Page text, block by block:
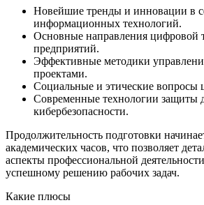
Новейшие тренды и инновации в
информационных технологий.
Основные направления цифровой
предприятий.
Эффективные методики
проектами.
Социальные и этические вопросы
Современные технологии защиты
кибербезопасности.
Продолжительность подготовки
академических часов, что позволяет
аспекты профессиональной
успешному решению рабочих задач.
Какие плюсы